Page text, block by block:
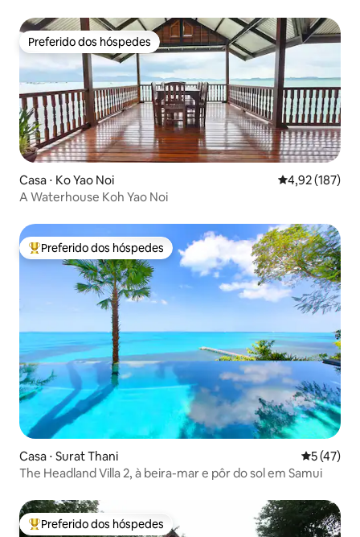
Preferido dos hóspedes
Preferido dos hóspedes
Casa ⋅ Ko Yao Noi 4,92 de uma
4,92 (187)
A Waterhouse Koh Yao Noi
Entre os melhores preferidos dos hóspedes
Preferido dos hóspedes
Casa ⋅ Surat Thani 5 de uma
5 (47)
The Headland Villa 2, à beira-mar e pôr do sol em Samui
Entre os melhores preferidos dos hóspedes
Preferido dos hóspedes